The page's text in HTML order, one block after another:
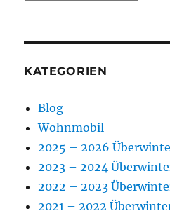
KATEGORIEN
Blog
Wohnmobil
2025 – 2026
2023 – 2024
2022 – 2023
2021 – 2022